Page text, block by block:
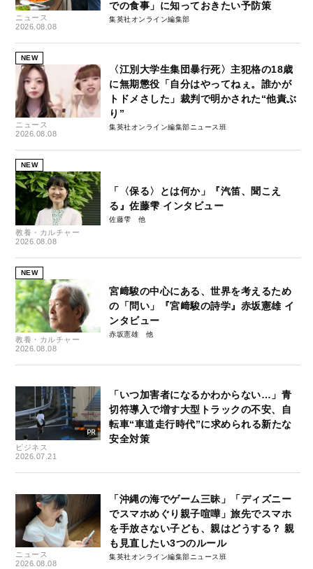
ニュース
2026.08.08
での食事」に知っておきたい予防策
集英社オンライン編集部
NEW
ニュース
2026.08.08
〈江別大学生集団暴行死〉主犯格の18歳
に無期懲役「自分はやってねぇ。誰かが
トドメさした」裁判で明かされた“他責ぶ
り”
集英社オンライン編集部ニュース班
NEW
教養・カルチャー
2026.08.08
「〈保る〉とは何か」『汽笛、聞こえ
る』佐藤雫 インタビュー
佐藤雫
NEW
教養・カルチャー
2026.08.08
宮﨑駿の中心にある、世界を考えるため
の「問い」『宮﨑駿の詩学』赤坂憲雄 イ
ンタビュー
赤坂憲雄
ビジネス
2026.07.21
「いつ加害者になるかわからない…」青
切符導入で増す大型トラックの不安、自
転車“車道走行時代”に求められる新たな
安全対策
ニュース
2026.08.08
「沖縄の海でゲーム三昧」「ディズニー
でスマホめぐり親子喧嘩」旅先でスマホ
を手放さない子ども、親はどうする？ 親
も見直したい3つのルール
集英社オンライン編集部ニュース班